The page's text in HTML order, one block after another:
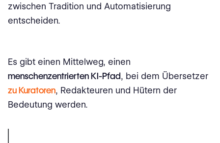
zwischen Tradition und Automatisierung
entscheiden.
Es gibt einen Mittelweg, einen
menschenzentrierten KI-Pfad, bei dem Übersetzer
zu Kuratoren, Redakteuren und Hütern der
Bedeutung werden.